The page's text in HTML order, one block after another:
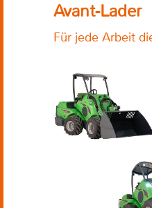
Avant-Lader
Für jede Arbeit